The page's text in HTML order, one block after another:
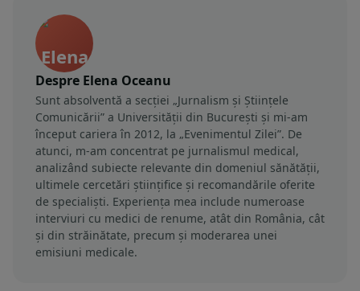
Despre Elena Oceanu
Sunt absolventă a secției „Jurnalism și Științele
Comunicării” a Universității din București și mi-am
început cariera în 2012, la „Evenimentul Zilei”. De
atunci, m-am concentrat pe jurnalismul medical,
analizând subiecte relevante din domeniul sănătății,
ultimele cercetări științifice și recomandările oferite
de specialiști. Experiența mea include numeroase
interviuri cu medici de renume, atât din România, cât
și din străinătate, precum și moderarea unei
emisiuni medicale.